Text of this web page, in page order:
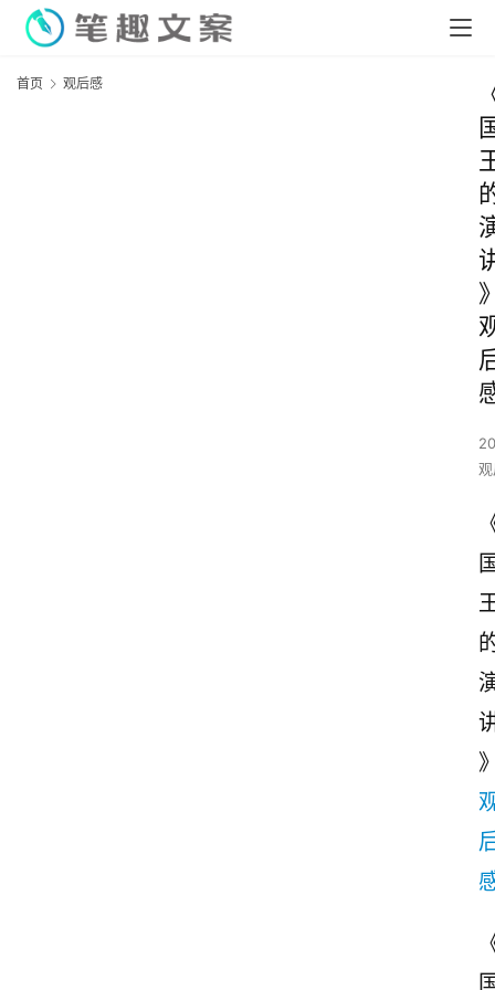
首页 观后感